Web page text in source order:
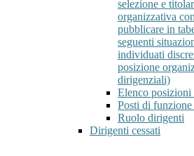
selezione e
organizzativa
pubblicare in
seguenti
individuati
posizione
dirigenziali)
Elenco
Posti di
Ruolo dirigenti
Dirigenti cessati